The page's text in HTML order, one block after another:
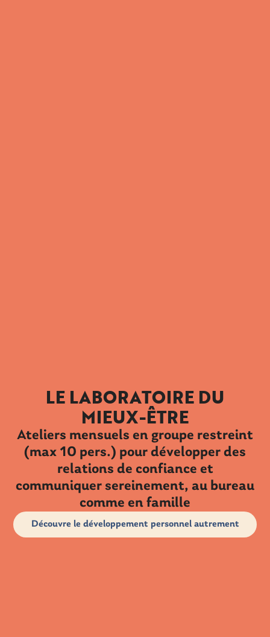
LE LABORATOIRE DU
MIEUX-ÊTRE
Ateliers mensuels en groupe restreint
(max 10 pers.) pour développer des
relations de confiance et
communiquer sereinement, au bureau
comme en famille
Découvre le développement personnel autrement